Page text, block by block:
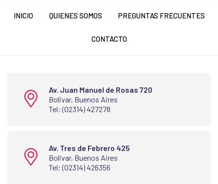
INICIO QUIENES SOMOS PREGUNTAS FRECUENTES
CONTACTO
Av. Juan Manuel de Rosas 720
Bolivar, Buenos Aires
Tel: (02314) 427278
Av. Tres de Febrero 425
Bolivar, Buenos Aires
Tel: (02314) 426356